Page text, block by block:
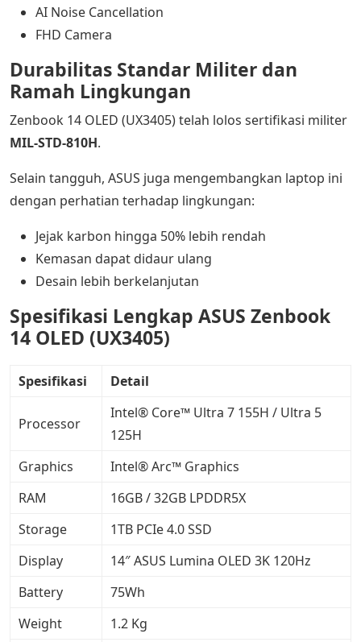
AI Noise Cancellation
FHD Camera
Durabilitas Standar Militer dan
Ramah Lingkungan
Zenbook 14 OLED (UX3405) telah lolos sertifikasi militer
MIL-STD-810H.
Selain tangguh, ASUS juga mengembangkan laptop ini
dengan perhatian terhadap lingkungan:
Jejak karbon hingga 50% lebih rendah
Kemasan dapat didaur ulang
Desain lebih berkelanjutan
Spesifikasi Lengkap ASUS Zenbook
14 OLED (UX3405)
Spesifikasi Detail
Processor
Intel® Core™ Ultra 7 155H / Ultra 5
125H
Graphics
Intel® Arc™ Graphics
RAM
16GB / 32GB LPDDR5X
Storage
1TB PCIe 4.0 SSD
Display
14″ ASUS Lumina OLED 3K 120Hz
Battery
75Wh
Weight
1.2 Kg